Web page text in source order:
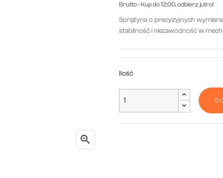

Brutto- Kup do 12:00, odbierz jutro!
Sprężyna o precyzyjnych
stabilność i niezawodność w
Ilość